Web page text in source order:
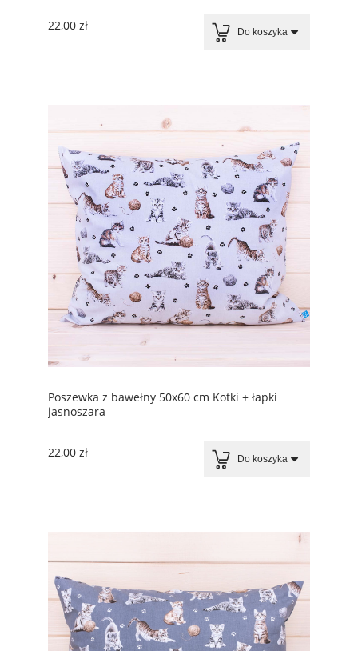
22,00 zł Do koszyka
Poszewka z bawełny 50x60 cm Kotki + łapki
jasnoszara
22,00 zł Do koszyka